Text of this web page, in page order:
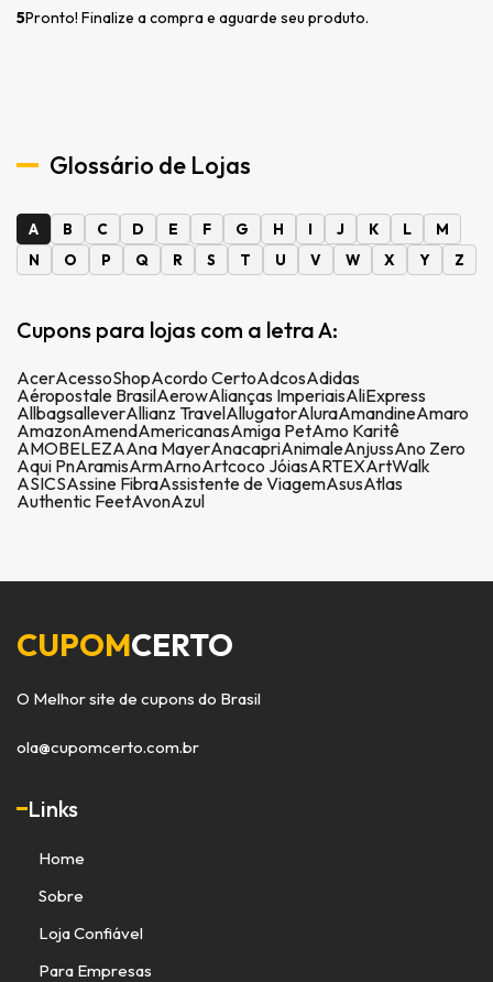
5Pronto! Finalize a compra e aguarde seu produto.
Glossário de Lojas
A B C D E F G H I J K L
M
N
O P Q R S T U V W X Y Z
Cupons para lojas com a letra A:
AcerAcessoShopAcordo CertoAdcosAdidas
Aéropostale BrasilAerowAlianças ImperiaisAliExpress
AllbagsalleverAllianz TravelAllugatorAluraAmandineAmaro
AmazonAmendAmericanasAmiga PetAmo Karitê
AMOBELEZAAna MayerAnacapriAnimaleAnjussAno Zero
Aqui PnAramisArmArnoArtcoco JóiasARTEXArtWalk
ASICSAssine FibraAssistente de ViagemAsusAtlas
Authentic FeetAvonAzul
CUPOMCERTO
O Melhor site de cupons do Brasil
ola@cupomcerto.com.br
Links
Home
Sobre
Loja Confiável
Para Empresas